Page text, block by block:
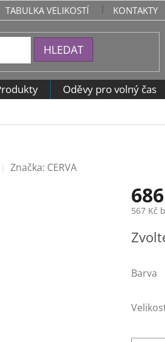
TABULKA VELIKOSTÍ KONTAKTY
HLEDAT
Oděvy pro volný čas
Značka: CERVA
567 Kč
cena:
Barva